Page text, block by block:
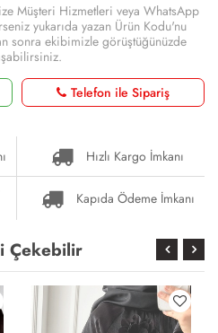
Müşteri Hizmetleri veya WhatsApp
yukarıda yazan Ürün Kodu'nu
sonra ekibimizle görüştüğünüzde
Telefon ile Sipariş
Hızlı Kargo İmkanı
Kapıda Ödeme İmkanı
Çekebilir